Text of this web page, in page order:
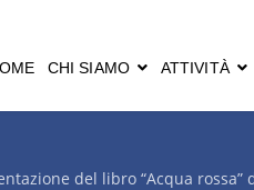
CHI SIAMO ATTIVITÀ
del libro “Acqua rossa”